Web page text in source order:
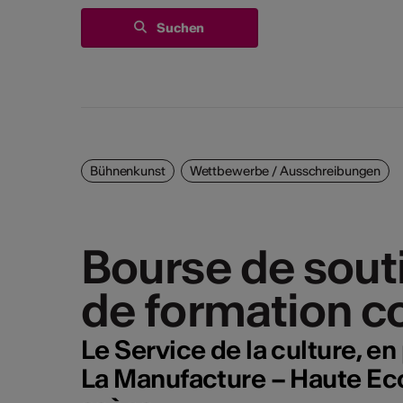
Mi, 23.09.2026
KulturTräff 2026
Mi, 23.09.2026
KulturTräff 2026
Bourse de
de formation
Bühnenkunst Wettbewerbe / Ausschreibungen
Bourse de
de formation
Le Service de la culture,
La Manufacture – Haute